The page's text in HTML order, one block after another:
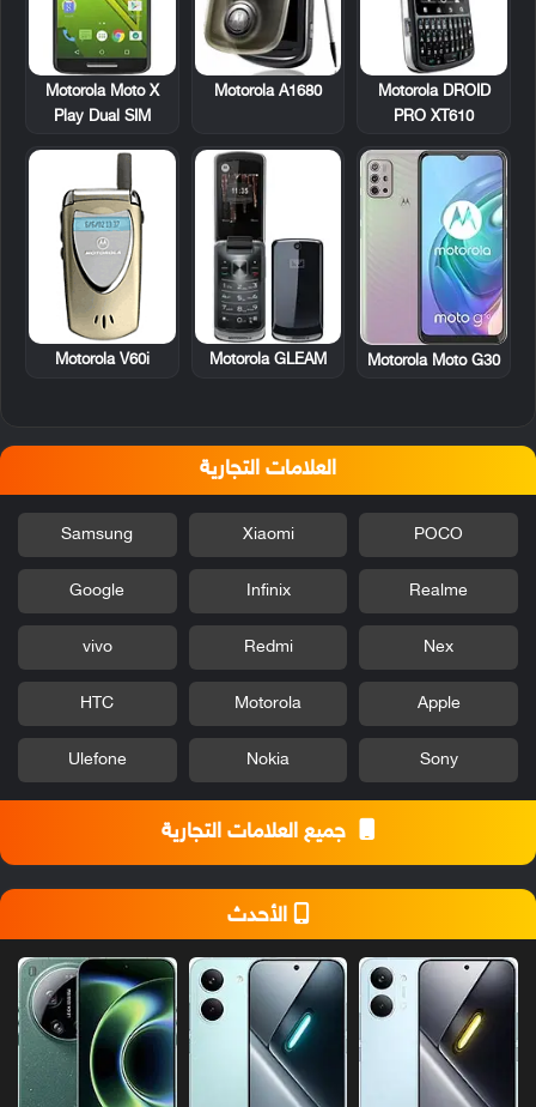
Motorola DROID
PRO XT610
Motorola A1680
Motorola Moto X
Play Dual SIM
Motorola Moto G30
Motorola GLEAM
Motorola V60i
العلامات التجارية
POCO
Xiaomi
Samsung
Realme
Infinix
Google
Nex
Redmi
vivo
Apple
Motorola
HTC
Sony
Nokia
Ulefone
جميع العلامات التجارية
الأحدث